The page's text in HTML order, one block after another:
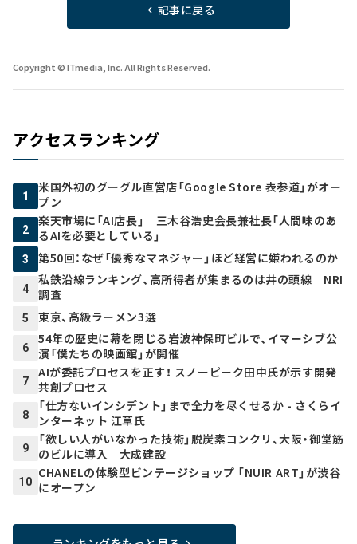
記事に戻る
Copyright © ITmedia, Inc. All Rights Reserved.
アクセスランキング
1
米国外初のグーグル直営店「Google Store 表参道」がオー
プン
2
楽天市場に「AI店長」 三木谷浩史会長兼社長「人間味のあ
るAIを必要としている」
3 第50回：なぜ「優秀なマネジャー」ほど経営に嫌われるのか
4
私鉄沿線ランキング、高所得者が集まるのは井の頭線 NRI
調査
5 東京、高級ラーメン3選
6
54年の歴史に幕を閉じる岩波神保町ビルで、イマーシブ公
演「僕たちの映画館」が開催
7
AIが委託プロセスを正す！ スノーピーク田中氏が示す開発
共創プロセス
8
「仕方ないインシデント」まで全力を尽くせるか - さくらイ
ンターネット 江草氏
9
「欲しい人がいなかった技術」脱炭素コンクリ、大阪・御堂筋
のビルに導入 大成建設
10
CHANELの体験型ビンテージショップ 「NUIR ART」が渋谷
にオープン